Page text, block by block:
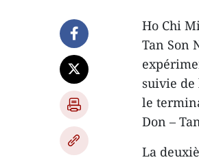
Ho Chi
Tan Son
suivie de
le
Don –
La